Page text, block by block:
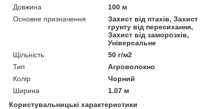
Довжина
100 м
Основне призначення
Захист від птахів, Захист
грунту від пересихання,
Захист від заморозків,
Універсальне
Щільність
50 г/м2
Тип
Агроволокно
Колір
Чорний
Ширина
1.07 м
Користувальницькі характеристики